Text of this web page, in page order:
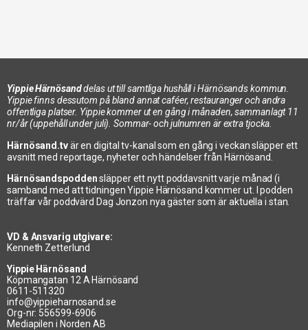
Yippie Härnösanddelas ut till samtliga hushåll i Härnösands kommun.
Yippie finns dessutom på bland annat caféer, restauranger och andra
offentliga platser. Yippie kommer ut en gång i månaden, sammanlagt 11
nr/år (uppehåll under juli). Sommar- och julnumren är extra tjocka.
Härnösand.tvär en digital tv-kanal som en gång i veckan släpper ett
avsnitt med reportage, nyheter och händelser från Härnösand.
Härnösandspoddensläpper ett nytt poddavsnitt varje månad (i
samband med att tidningen Yippie Härnösand kommer ut. I podden
träffar vår poddvärd Dag Jonzon nya gäster som är aktuella i stan.
VD & Ansvarig utgivare:
Kenneth Zetterlund
Yippie Härnösand
Köpmangatan 12 A Härnösand
0611-511320
info@yippieharnosand.se
Org-nr: 556599-6906
Mediapilen i Norden AB